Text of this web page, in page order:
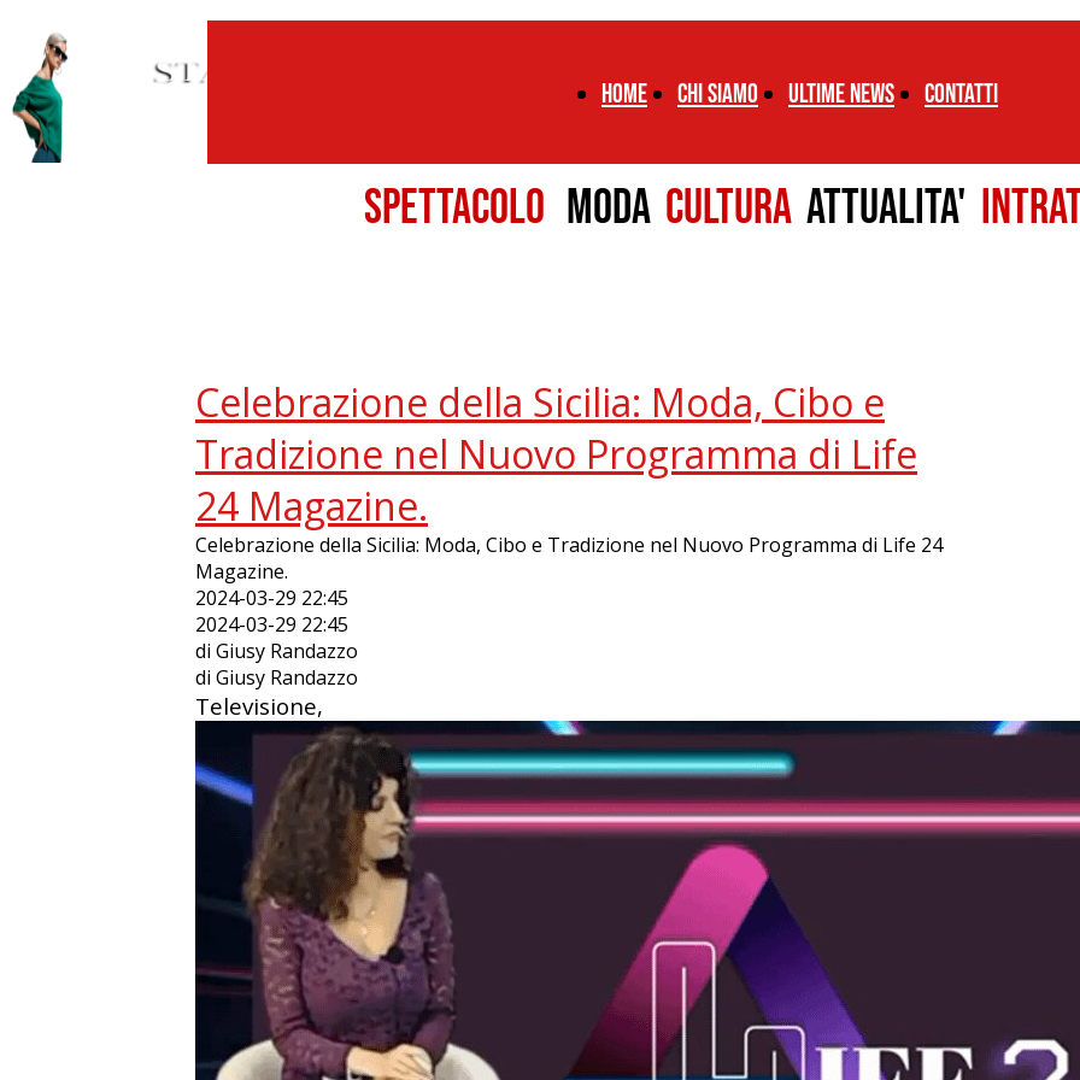
Home chi siamo ultime news CONTATTI
SPETTACOLO MODA CULTURA ATTUALITA'
Celebrazione della Sicilia: Moda, Cibo e
Tradizione nel Nuovo Programma di Life
24 Magazine.
Celebrazione della Sicilia: Moda, Cibo e Tradizione nel Nuovo Programma di Life 24
Magazine.
2024-03-29 22:45
2024-03-29 22:45
di Giusy Randazzo
di Giusy Randazzo
Televisione,